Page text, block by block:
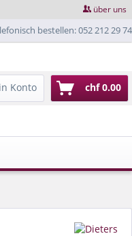
über uns
bestellen: 052 212 29 74
Konto chf 0.00